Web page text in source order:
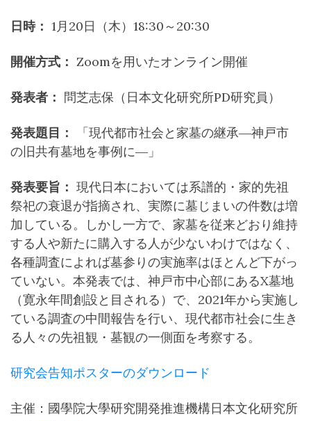
日時： 1月20日（木）18:30～20:30
開催方式： Zoomを用いたオンライン開催
発表者： 問芝志保（日本文化研究所PD研究員）
発表題目：
「現代都市社会と家墓の継承―神戸市
の旧共有墓地を事例に―」
発表要旨： 現代日本においては系譜的・家的先祖
祭祀の衰退が指摘され、実際に墓じまいの件数は増
加している。しかし一方で、家墓を従来どおり維持
する人や新たに購入する人が少ないわけではなく、
各種調査によれば墓参りの実施率はほとんど下がっ
ていない。本発表では、神戸市中心部にあるX墓地
（寛永年間創設と目される）で、2021年から実施し
ている調査の中間報告を行い、現代都市社会に生き
る人々の先祖観・墓観の一側面を考察する。
研究会告知ポスターのダウンロード
主催：國學院大學研究開発推進機構日本文化研究所